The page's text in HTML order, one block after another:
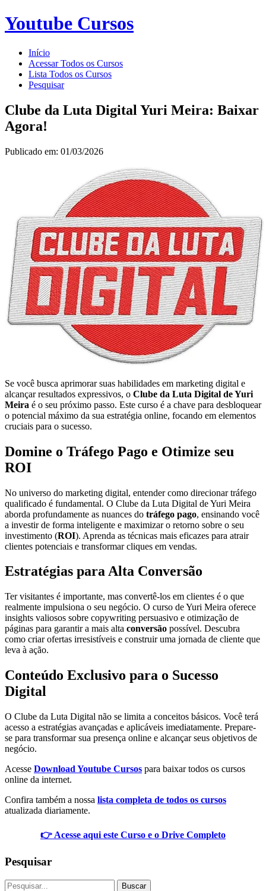
Youtube Cursos
Início
Acessar Todos os Cursos
Lista Todos os Cursos
Pesquisar
Clube da Luta Digital Yuri Meira: Baixar
Agora!
Publicado em: 01/03/2026
Se você busca aprimorar suas habilidades em marketing digital e
alcançar resultados expressivos, o Clube da Luta Digital de Yuri
Meira é o seu próximo passo. Este curso é a chave para desbloquear
o potencial máximo da sua estratégia online, focando em elementos
cruciais para o sucesso.
Domine o Tráfego Pago e Otimize seu
ROI
No universo do marketing digital, entender como direcionar tráfego
qualificado é fundamental. O Clube da Luta Digital de Yuri Meira
aborda profundamente as nuances do tráfego pago, ensinando você
a investir de forma inteligente e maximizar o retorno sobre o seu
investimento (ROI). Aprenda as técnicas mais eficazes para atrair
clientes potenciais e transformar cliques em vendas.
Estratégias para Alta Conversão
Ter visitantes é importante, mas convertê-los em clientes é o que
realmente impulsiona o seu negócio. O curso de Yuri Meira oferece
insights valiosos sobre copywriting persuasivo e otimização de
páginas para garantir a mais alta conversão possível. Descubra
como criar ofertas irresistíveis e construir uma jornada de cliente que
leva à ação.
Conteúdo Exclusivo para o Sucesso
Digital
O Clube da Luta Digital não se limita a conceitos básicos. Você terá
acesso a estratégias avançadas e aplicáveis imediatamente. Prepare-
se para transformar sua presença online e alcançar seus objetivos de
negócio.
Acesse Download Youtube Cursos para baixar todos os cursos
online da internet.
Confira também a nossa lista completa de todos os cursos
atualizada diariamente.
👉 Acesse aqui este Curso e o Drive Completo
Pesquisar
Buscar